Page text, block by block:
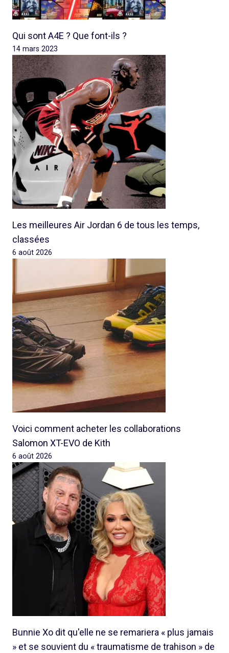
Qui sont A4E ? Que font-ils ?
14 mars 2023
Les meilleures Air Jordan 6 de tous les temps,
classées
6 août 2026
Voici comment acheter les collaborations
Salomon XT-EVO de Kith
6 août 2026
Bunnie Xo dit qu'elle ne se remariera « plus jamais
» et se souvient du « traumatisme de trahison » de